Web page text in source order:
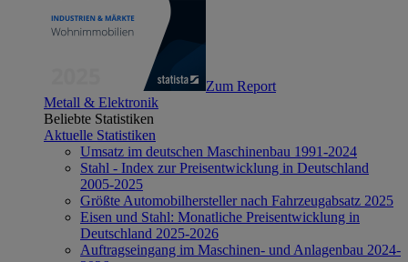
Zum Report
Metall & Elektronik
Beliebte Statistiken
Aktuelle Statistiken
Umsatz im deutschen Maschinenbau 1991-2024
Stahl - Index zur Preisentwicklung in Deutschland
2005-2025
Größte Automobilhersteller nach Fahrzeugabsatz 2025
Eisen und Stahl: Monatliche Preisentwicklung in
Deutschland 2025-2026
Auftragseingang im Maschinen- und Anlagenbau 2024-